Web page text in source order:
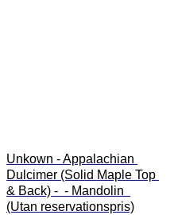
Unkown - Appalachian
Dulcimer (Solid Maple Top
& Back) -  - Mandolin
(Utan reservationspris)